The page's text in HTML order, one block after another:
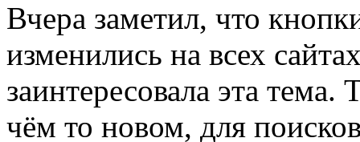
Вчера заметил, что
изменились на всех
заинтересовала эта тема.
чём то новом, для